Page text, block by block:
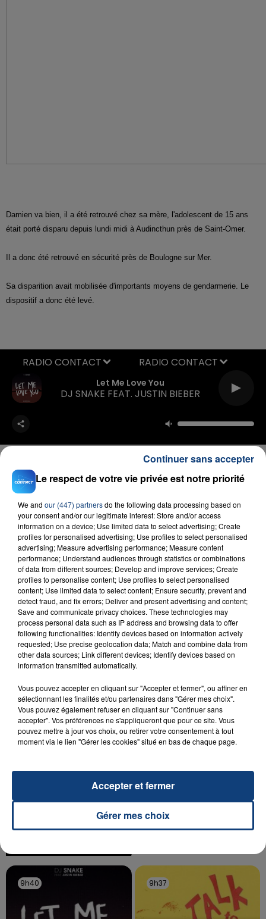
Damien va bien, il a été retrouvé chez sa mère, l'adolescent de 15 ans
était porté disparu depuis lundi midi à Audincthun près de Saint-Omer.
Il a donc été retrouvé en sécurité près de Boulogne sur Mer.
Sa disparition avait mobilisée d'importants moyens de gendarmerie. Le
dispositif a donc été levé.
Let Me Love You
DJ SNAKE FEAT. JUSTIN BIEBER
RADIO CONTACT
FIL D'ACTU
23 juillet 2026
INCENDIE MORTEL À LENS : UNE FEMME ET
SON BÉBÉ ENTRE LA VIE ET LA...
Un homme s'est immolé par le feu après avoir
aspergé sa compagne et leur bébé de trois mois
d'un liquide inflammable.
UNE ADOLESCENTE DEVANT SE FAIRE
OPÉRER DE LA CHEVILLE RESSORT DE LA...
La famille a porté plainte contre la clinique qui a
reconnu sa responsabilité et présenté ses
9h40
9h40 9h37
9h37
Le respect de votre vie privée est notre priorité
We and our (447) partnersdo the following data processing based on
your consent and/or our legitimate interest: Store and/or access
information on a device; Use limited data to select advertising; Create
profiles for personalised advertising; Use profiles to select personalised
advertising; Measure advertising performance; Measure content
performance; Understand audiences through statistics or combinations
of data from different sources; Develop and improve services; Create
profiles to personalise content; Use profiles to select personalised
content; Use limited data to select content; Ensure security, prevent and
detect fraud, and fix errors; Deliver and present advertising and content;
Save and communicate privacy choices. These technologies may
process personal data such as IP address and browsing data to offer
following functionalities: Identify devices based on information actively
requested; Use precise geolocation data; Match and combine data from
other data sources; Link different devices; Identify devices based on
information transmitted automatically.
Vous pouvez accepter en cliquant sur "Accepter et fermer", ou affiner en
sélectionnant les finalités et/ou partenaires dans "Gérer mes choix".
Vous pouvez également refuser en cliquant sur "Continuer sans
accepter". Vos préférences ne s'appliqueront que pour ce site. Vous
pouvez mettre à jour vos choix, ou retirer votre consentement à tout
moment via le lien "Gérer les cookies" situé en bas de chaque page.
Gérer mes choix
Accepter et fermer
Continuer sans accepter